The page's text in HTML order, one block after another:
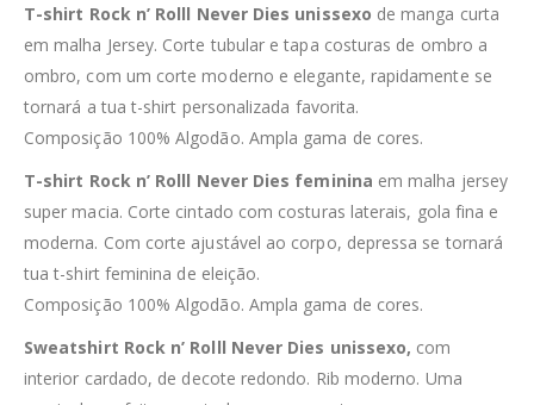
T-shirt Rock n’ Rolll Never Dies unissexo de manga curta
em malha Jersey. Corte tubular e tapa costuras de ombro a
ombro, com um corte moderno e elegante, rapidamente se
tornará a tua t-shirt personalizada favorita.
Composição 100% Algodão. Ampla gama de cores.
T-shirt Rock n’ Rolll Never Dies feminina em malha jersey
super macia. Corte cintado com costuras laterais, gola fina e
moderna. Com corte ajustável ao corpo, depressa se tornará
tua t-shirt feminina de eleição.
Composição 100% Algodão. Ampla gama de cores.
Sweatshirt Rock n’ Rolll Never Dies unissexo, com
interior cardado, de decote redondo. Rib moderno. Uma